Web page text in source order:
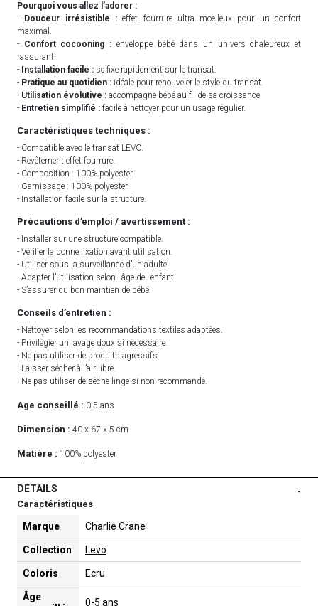
Pourquoi vous allez l’adorer :
-
Douceur irrésistible :effet fourrure ultra moelleux pour un confort
maximal.
- Confort cocooning : enveloppe bébé dans un univers chaleureux et
rassurant.
- Installation facile : se fixe rapidement sur le transat.
- Pratique au quotidien : idéale pour renouveler le style du transat.
- Utilisation évolutive : accompagne bébé au fil de sa croissance.
- Entretien simplifié : facile à nettoyer pour un usage régulier.
Caractéristiques techniques :
- Compatible avec le transat LEVO.
- Revêtement effet fourrure.
- Composition : 100% polyester.
- Garnissage : 100% polyester.
- Installation facile sur la structure.
Précautions d’emploi / avertissement :
- Installer sur une structure compatible.
- Vérifier la bonne fixation avant utilisation.
- Utiliser sous la surveillance d’un adulte.
- Adapter l’utilisation selon l’âge de l’enfant.
- S’assurer du bon maintien de bébé.
Conseils d’entretien :
- Nettoyer selon les recommandations textiles adaptées.
- Privilégier un lavage doux si nécessaire.
- Ne pas utiliser de produits agressifs.
- Laisser sécher à l’air libre.
- Ne pas utiliser de sèche-linge si non recommandé.
Age conseillé : 0-5 ans
Dimension : 40 x 67 x 5 cm
Matière : 100% polyester
DETAILS -
Caractéristiques
Marque Charlie Crane
Collection Levo
Coloris Ecru
Âge
0-5 ans